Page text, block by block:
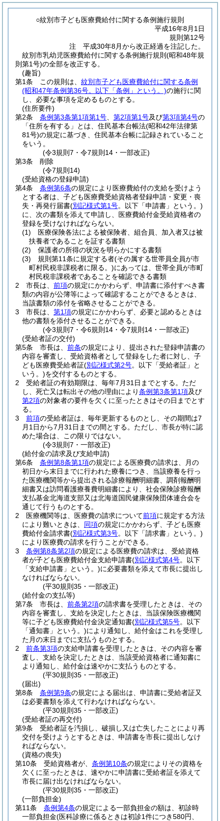
○紋別市子ども医療費給付に関する条例施行規則
平成16年8月1日
規則第12号
注 平成30年8月から改正経過を注記した。
紋別市乳幼児医療費給付に関する条例施行規則(昭和48年規
則第1号)の全部を改正する。
(趣旨)
第1条
この規則は、 紋別市子ども医療費給付に関する条例
(昭和47年条例第36号。以下「条例」という。)の施行に関
し、必要な事項を定めるものとする。
(住所要件)
第2条
条例第3条第1項第1号 第2項第1号及び第3項第4号の
「住所を有する」とは、住民基本台帳法(昭和42年法律第
81号)の規定に基づき、住民基本台帳に記録されていること
をいう。
(令3規則7・令7規則14・一部改正)
第3条
削除
(令7規則14)
(受給資格の登録申請)
第4条
条例第6条の規定により医療費給付の支給を受けよう
とする者は、子ども医療費受給資格者登録申請・変更・喪
失・再発行届書(別記様式第1号。以下「申請書」という。)
に、次の書類を添えて申請し、医療費給付金受給資格者の
登録を受けなければならない。
(1)
医療保険各法による被保険者、組合員、加入者又は被
扶養者であることを証する書類
(2)
保護者の所得の状況を明らかにする書類
(3)
規則第11条に規定する者(その属する世帯員全員が市
町村民税非課税者に限る。)にあっては、世帯全員が市町
村民税非課税者であることを確認できる書類
2
市長は、 前項の規定にかかわらず、申請書に添付すべき書
類の内容が公簿等によって確認することができるときは、
当該書類の添付を省略させることができる。
3
市長は、 第1項の規定にかかわらず、必要と認めるときは
他の書類を添付させることができる。
(令3規則7・令6規則14・令7規則14・一部改正)
(受給者証の交付)
第5条
市長は、 前条の規定により、提出された登録申請書の
内容を審査し、受給資格者として登録をした者に対し、子
ども医療費受給者証(別記様式第2号。以下「受給者証」と
いう。)を交付するものとする。
2
受給者証の有効期限は、毎年7月31日までとする。 ただ
し、死亡又は転出その他の理由により条例第3条第1項及び
第2項の対象者の要件を欠くに至ったときはその日までとす
る。
3
前項の受給者証は、毎年更新するものとし、その期間は7
月1日から7月31日までの間とする。 ただし、市長が特に認
めた場合は、この限りではない。
(令3規則7・一部改正)
(給付金の請求及び支給申請)
第6条
条例第8条第1項の規定による医療費の請求は、月の
初日から末日までに行われた療養につき、当該療養を行っ
た医療機関等から提出される診療報酬明細書、調剤報酬明
細書又は訪問看護療養費明細書により、社会保険診療報酬
支払基金北海道支部又は北海道国民健康保険団体連合会を
通じて行うものとする。
2
医療機関等は、医療費の請求について前項に規定する方法
により難いときは、 同項の規定にかかわらず、子ども医療
費給付金請求書(別記様式第3号。以下「請求書」という。)
により医療費の請求を行うことができる。
3
条例第8条第2項の規定による医療費の請求は、受給資格
者が子ども医療費給付金支給申請書(別記様式第4号。以下
「支給申請書」という。)に必要書類を添えて市長に提出し
なければならない。
(平30規則35・一部改正)
(給付金の支払等)
第7条
市長は、 前条第2項の請求書を受理したときは、その
内容を審査し、支給を決定したときは、当該保険医療機関
等に子ども医療費給付金決定通知書(別記様式第5号。以下
「通知書」という。)により通知し、給付金はこれを受理し
た月の末日までに支払うものとする。
2
前条第3項の支給申請書を受理したときは、その内容を審
査し、支給を決定したときは、当該受給資格者に通知書に
より通知し、給付金は速やかに支払うものとする。
(平30規則35・一部改正)
(届出)
第8条
条例第9条の規定による届出は、申請書に受給者証又
は必要書類を添えて行わなければならない。
(平30規則35・一部改正)
(受給者証の再交付)
第9条
受給者証を汚損し、破損し又は亡失したことにより再
交付を受けようとするときは、申請書を市長に提出しなけ
ればならない。
(資格の喪失)
第10条
受給資格者が、 条例第10条の規定によりその資格を
欠くに至ったときは、速やかに申請書に受給者証を添えて
市長に届け出なければならない。
(平30規則35・一部改正)
(一部負担金)
第11条
条例第4条の規定による一部負担金の額は、初診時
一部負担金(医科診療に係るときは初診1件につき580円、